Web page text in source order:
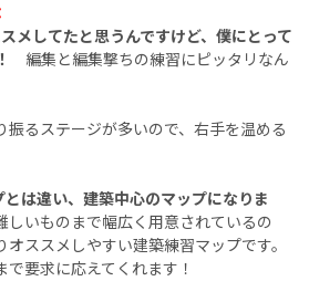
メしてたと思うんですけど、僕にとって
編集と編集撃ちの練習にピッタリなん
振るステージが多いので、右手を温める
は違い、建築中心のマップになりま
しいものまで幅広く用意されているの
ススメしやすい建築練習マップです。
要求に応えてくれます！